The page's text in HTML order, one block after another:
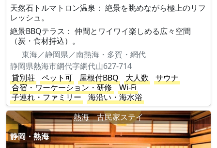
天然石トルマトロン温泉： 絶景を眺めながら極上のリフ
レッシュ。
絶景BBQテラス： 仲間とワイワイ楽しめる広々空間
（炭・食材持込）。
東海／静岡県／南熱海・多賀・網代
静岡県熱海市網代字網代山627-714
貸別荘
ペット可 屋根付BBQ 大人数
サウナ
合宿・ワーケーション・研修
Wi-Fi
子連れ・ファミリー
海沿い・海水浴
熱海 古民家ステイ
静岡・熱海